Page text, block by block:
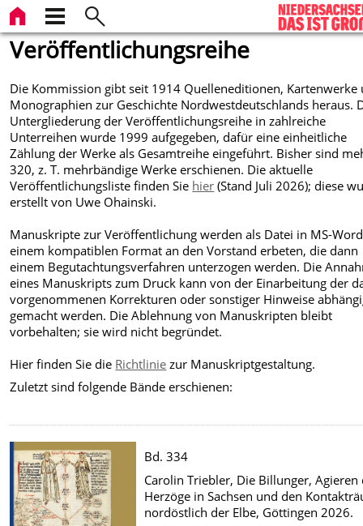
Veröffentlichungsreihe
Die Kommission gibt seit 1914 Quelleneditionen, Kartenwerke
Monographien zur Geschichte Nordwestdeutschlands heraus.
Untergliederung der Veröffentlichungsreihe in zahlreiche
Unterreihen wurde 1999 aufgegeben, dafür eine einheitliche
Zählung der Werke als Gesamtreihe eingeführt. Bisher sind
320, z. T. mehrbändige Werke erschienen. Die aktuelle
Veröffentlichungsliste finden Sie hier (Stand Juli 2026); diese
erstellt von Uwe Ohainski.
Manuskripte zur Veröffentlichung werden als Datei in MS-
einem kompatiblen Format an den Vorstand erbeten, die dann
einem Begutachtungsverfahren unterzogen werden. Die
eines Manuskripts zum Druck kann von der Einarbeitung der
vorgenommenen Korrekturen oder sonstiger Hinweise
gemacht werden. Die Ablehnung von Manuskripten bleibt
vorbehalten; sie wird nicht begründet.
Hier finden Sie die Richtlinie zur Manuskriptgestaltung.
Zuletzt sind folgende Bände erschienen:
Bd. 334
Carolin Triebler, Die Billunger, Agieren
Herzöge in Sachsen und den
nordöstlich der Elbe, Göttingen 2026.